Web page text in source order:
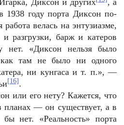
Диксон и других
, а
1938 году порта Диксон по-
велась на энтузиазме,
разгрузки, барж и катеров
нет. «Диксон нельзя было
как там не было ни одного
ни кунгаса и т. п.», —
[16] .
или его нету? Кажется, что
планах — он существует, а в
бы нет. «Реальность» порта